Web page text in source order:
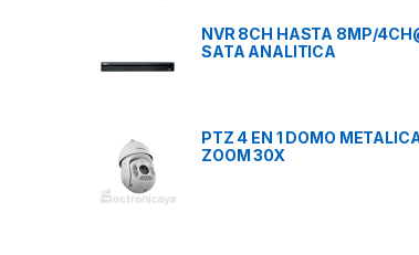
NVR 8CH HASTA 8MP/
SATA ANALITICA
PTZ 4 EN 1 DOMO
ZOOM 30X